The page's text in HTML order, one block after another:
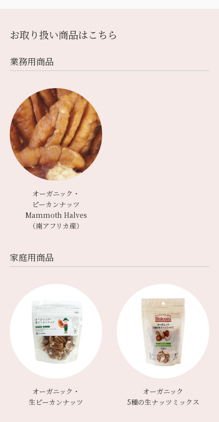
お取り扱い商品はこちら
業務⽤商品
オーガニック・
ピーカンナッツ
Mammoth Halves
（南アフリカ産）
家庭用商品
オーガニック・
生ピーカンナッツ
オーガニック
5種の生ナッツミックス